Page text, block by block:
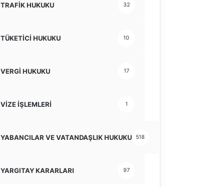
TRAFİK HUKUKU 32
TÜKETİCİ HUKUKU 10
VERGİ HUKUKU 17
VİZE İŞLEMLERİ 1
YABANCILAR VE VATANDAŞLIK HUKUKU 518
YARGITAY KARARLARI 97